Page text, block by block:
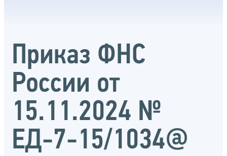
Приказ ФНС
России от
15.11.2024 №
ЕД-7-15/1034@